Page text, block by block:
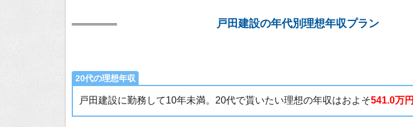
戸田建設の年代別理想年収プラン
20代の理想年収
戸田建設に勤務して10年未満。20代で貰いたい理想の年収はおよそ541.0万円